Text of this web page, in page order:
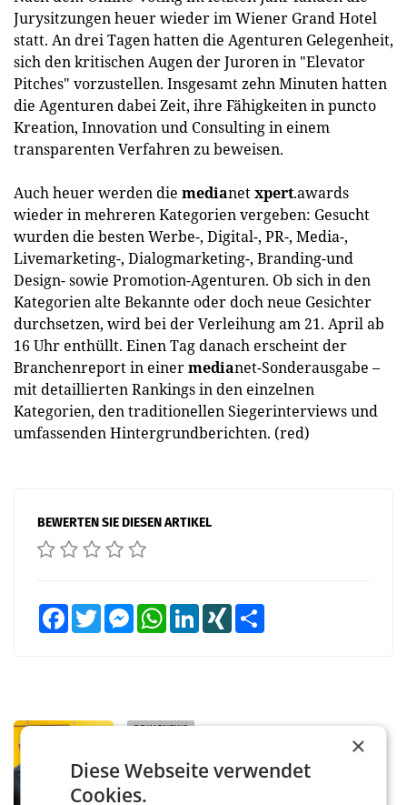
Jurysitzungen heuer wieder im Wiener Grand Hotel
statt. An drei Tagen hatten die Agenturen Gelegenheit,
sich den kritischen Augen der Juroren in "Elevator
Pitches" vorzustellen. Insgesamt zehn Minuten hatten
die Agenturen dabei Zeit, ihre Fähigkeiten in puncto
Kreation, Innovation und Consulting in einem
transparenten Verfahren zu beweisen.
Auch heuer werden die medianetxpert.awards
wieder in mehreren Kategorien vergeben: Gesucht
wurden die besten Werbe-, Digital-, PR-, Media-,
Livemarketing-, Dialogmarketing-, Branding-und
Design- sowie Promotion-Agenturen. Ob sich in den
Kategorien alte Bekannte oder doch neue Gesichter
durchsetzen, wird bei der Verleihung am 21. April ab
16 Uhr enthüllt. Einen Tag danach erscheint der
Branchenreport in einermedianet-Sonderausgabe –
mit detaillierten Rankings in den einzelnen
Kategorien, den traditionellen Siegerinterviews und
umfassenden Hintergrundberichten. (red)
BEWERTEN SIE DIESEN ARTIKEL
FacebookTwitter MessengerWhatsAppLinkedInXING
PRIMENEWS
Österreichische Post: Umsatzplus im
ersten Halbjahr trotz schwachem
Briefgeschäft
WIEN Die Österreichische Post AG hat im
×
Diese Webseite verwendet
Cookies.